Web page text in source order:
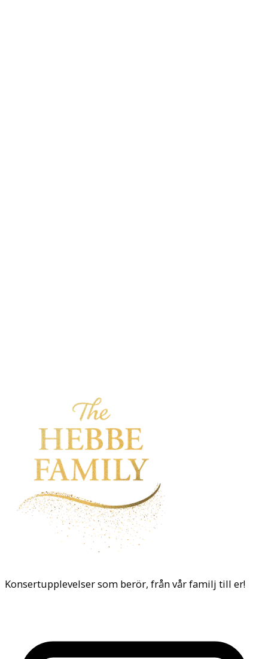
Konsertupplevelser som berör, från vår familj till er!